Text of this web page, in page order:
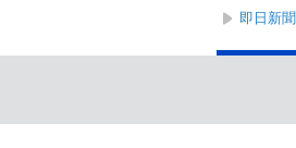
即日新聞